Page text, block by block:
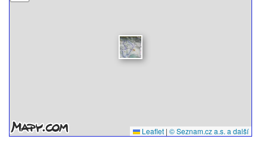
Leaflet | © Seznam.cz a.s. a další